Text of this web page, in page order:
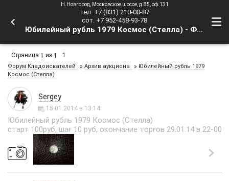
Н.Новгород, Московское шоссе, д.85, оф.131
тел. +7 (831) 210-00-87
сот. +7 952-458-93-78
Юбилейный рубль 1979 Космос (Стелла) - Форум Кладоискателей
Страница 1 из 1 1
Форум Кладоискателей » Архив аукциона » Юбилейный рубль 1979
Космос (Стелла)
Sergey
15.01.2014 в 13:14
Юбилейный рубль 1979 Космос (Стелла)
старт 100руб, шаг 10 руб, окончание торгов 29.01.14 в 22-00